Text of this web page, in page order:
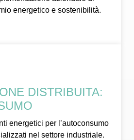
energetico e sostenibilità.
DISTRIBUITA:
energetici per l’autoconsumo
nel settore industriale.